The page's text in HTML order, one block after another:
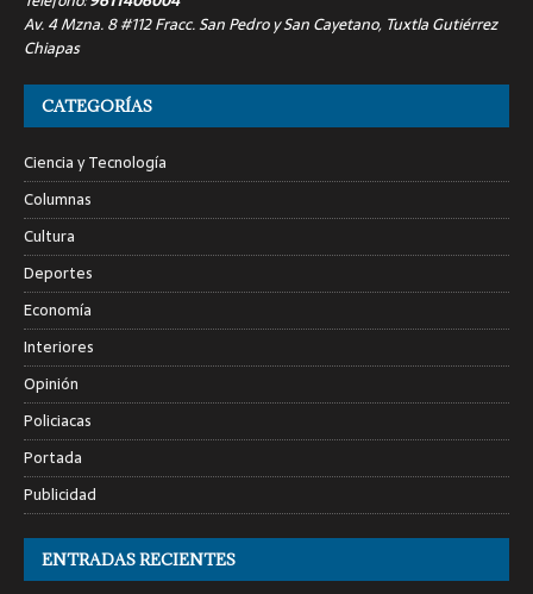
Av. 4 Mzna. 8 #112 Fracc. San Pedro y San Cayetano, Tuxtla Gutiérrez
Chiapas
CATEGORÍAS
Ciencia y Tecnología
Columnas
Cultura
Deportes
Economía
Interiores
Opinión
Policiacas
Portada
Publicidad
ENTRADAS RECIENTES